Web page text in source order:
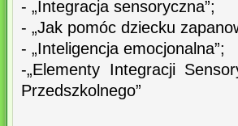
- „Integracja sensoryczna”;
- „Jak pomóc dziecku
- „Inteligencja emocjonalna”;
-„Elementy Integracji
Przedszkolnego”